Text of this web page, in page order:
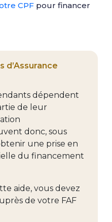
CPF pour financer
d’Assurance
dépendent
de leur
donc, sous
une prise en
du financement
aide, vous devez
de votre FAF